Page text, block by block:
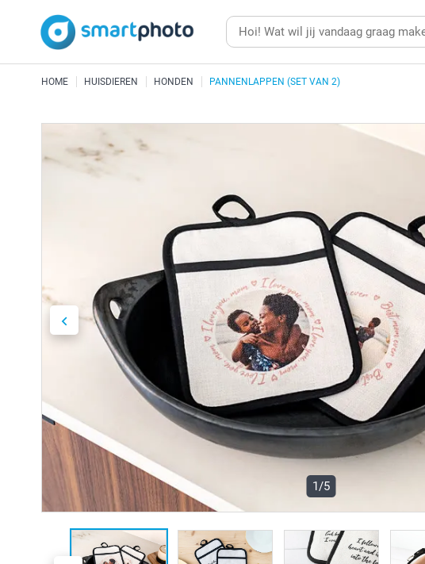
HOME HUISDIEREN HONDEN PANNENLAPPEN (SET VAN 2)
1/5